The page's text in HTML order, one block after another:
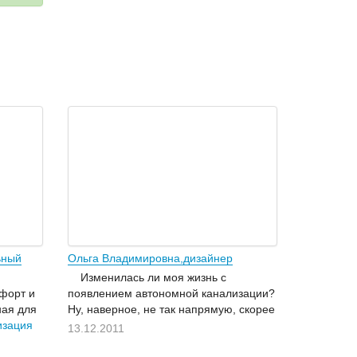
и
для
Ольга Владимировна,дизайнер
Изменилась ли моя жизнь с
появлением автономной канализации?
Ну, наверное, не так напрямую, скорее
с нашим переездом в загородный дом.
13.12.2011